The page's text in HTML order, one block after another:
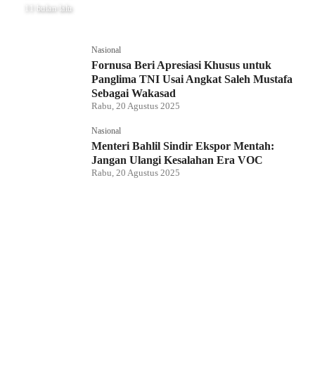
11 bulan lalu
Nasional
Fornusa Beri Apresiasi Khusus untuk
Panglima TNI Usai Angkat Saleh Mustafa
Sebagai Wakasad
Rabu, 20 Agustus 2025
Nasional
Menteri Bahlil Sindir Ekspor Mentah:
Jangan Ulangi Kesalahan Era VOC
Rabu, 20 Agustus 2025